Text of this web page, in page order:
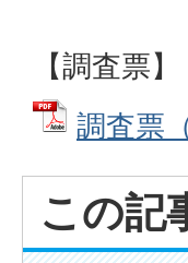
【調査票】
調査票
この記